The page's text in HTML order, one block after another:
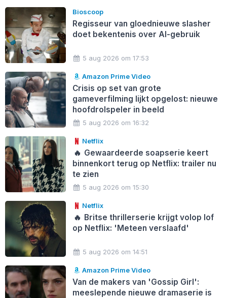
Bioscoop
Regisseur van gloednieuwe slasher
doet bekentenis over AI-gebruik
5 aug 2026 om 17:53
Amazon Prime Video
Crisis op set van grote
gameverfilming lijkt opgelost: nieuwe
hoofdrolspeler in beeld
5 aug 2026 om 16:32
Netflix
🔥 Gewaardeerde soapserie keert
binnenkort terug op Netflix: trailer nu
te zien
5 aug 2026 om 15:30
Netflix
🔥 Britse thrillerserie krijgt volop lof
op Netflix: 'Meteen verslaafd'
5 aug 2026 om 14:51
Amazon Prime Video
Van de makers van 'Gossip Girl':
meeslepende nieuwe dramaserie is